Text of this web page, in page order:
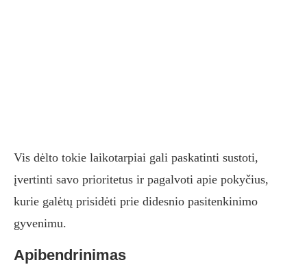
Vis dėlto tokie laikotarpiai gali paskatinti sustoti,
įvertinti savo prioritetus ir pagalvoti apie pokyčius,
kurie galėtų prisidėti prie didesnio pasitenkinimo
gyvenimu.
Apibendrinimas